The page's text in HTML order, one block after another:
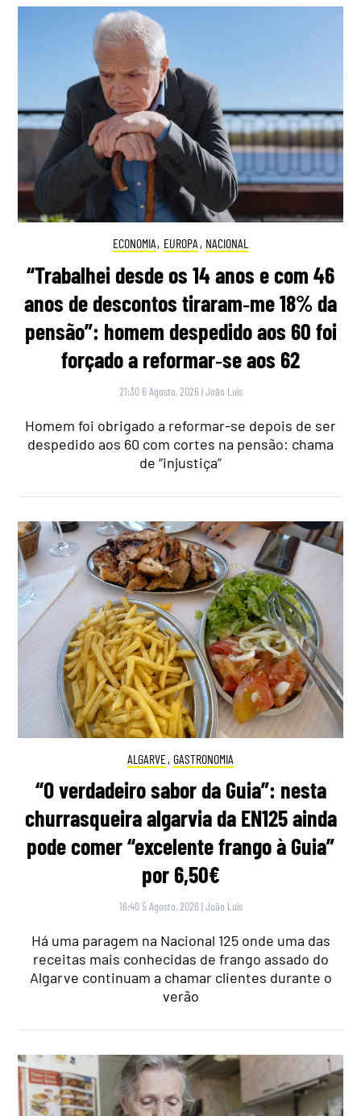
ECONOMIA, EUROPA , NACIONAL
“Trabalhei desde os 14 anos e com 46
anos de descontos tiraram‑me 18% da
pensão”: homem despedido aos 60 foi
forçado a reformar‑se aos 62
21:30 6 Agosto, 2026 |João Luís
Homem foi obrigado a reformar-se depois de ser
despedido aos 60 com cortes na pensão: chama
de “injustiça”
ALGARVE, GASTRONOMIA
“O verdadeiro sabor da Guia”: nesta
churrasqueira algarvia da EN125 ainda
pode comer “excelente frango à Guia”
por 6,50€
16:40 5 Agosto, 2026 |João Luís
Há uma paragem na Nacional 125 onde uma das
receitas mais conhecidas de frango assado do
Algarve continuam a chamar clientes durante o
verão